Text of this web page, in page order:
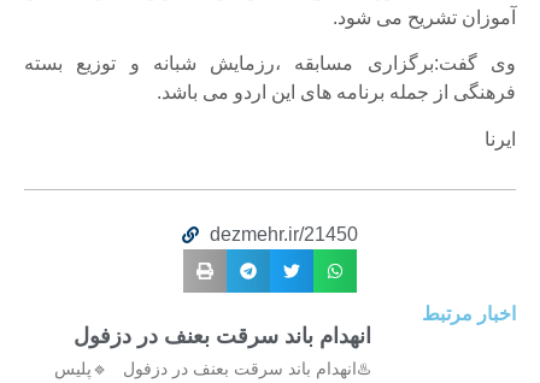
آموزان تشریح می شود.
وی گفت:برگزاری مسابقه ،رزمایش شبانه و توزیع بسته
فرهنگی از جمله برنامه های این اردو می باشد.
ایرنا
dezmehr.ir/21450
اخبار مرتبط
انهدام باند سرقت بعنف در دزفول
♨️انهدام باند سرقت بعنف در دزفول 🔹پلیس